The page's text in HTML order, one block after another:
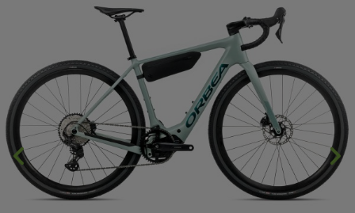
chevron_backward chevron_forward